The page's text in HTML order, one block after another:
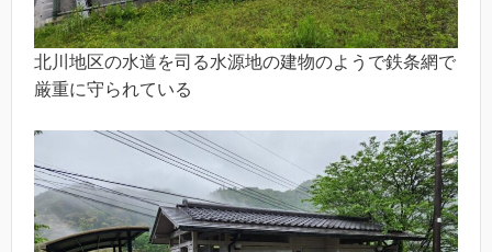
北川地区の水道を司る水源地の建物のようで鉄条網で
厳重に守られている